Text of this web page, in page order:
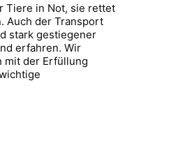
Tiere in Not, sie rettet
Auch der Transport
stark gestiegener
erfahren. Wir
mit der Erfüllung